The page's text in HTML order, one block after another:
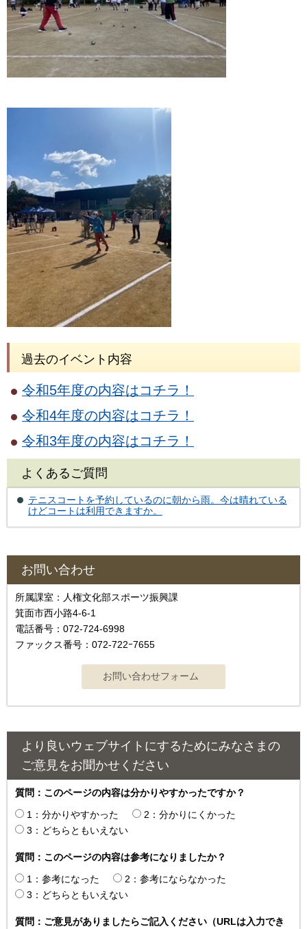
過去のイベント内容
令和5年度の内容は コチラ！
令和4年度の内容はコチラ！
令和3年度の内容はコチラ！
よくあるご質問
テニスコートを予約しているのに朝から雨。今は晴れている
けどコートは利用できますか。
お問い合わせ
所属課室：人権文化部スポーツ振興課
箕面市西小路4-6-1
電話番号：072-724-6998
ファックス番号：072-722ｰ7655
より良いウェブサイトにするためにみなさまの
ご意見をお聞かせください
質問：このページの内容は分かりやすかったですか？
1：分かりやすかった
2：分かりにくかった
3：どちらともいえない
質問：このページの内容は参考になりましたか？
1：参考になった
2：参考にならなかった
3：どちらともいえない
質問：ご意見がありましたらご記入ください（URLは入力でき